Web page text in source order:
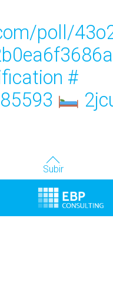
poll/
#
Subir